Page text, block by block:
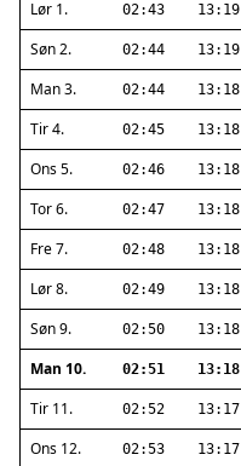
Lør 1.
02:43 13:19
Søn 2. 02:44 13:19
Man 3. 02:44 13:18
Tir 4. 02:45 13:18
Ons 5. 02:46 13:18
Tor 6. 02:47 13:18
Fre 7. 02:48 13:18
Lør 8. 02:49 13:18
Søn 9. 02:50 13:18
Man 10. 02:51 13:18
Tir 11. 02:52 13:17
Ons 12. 02:53 13:17